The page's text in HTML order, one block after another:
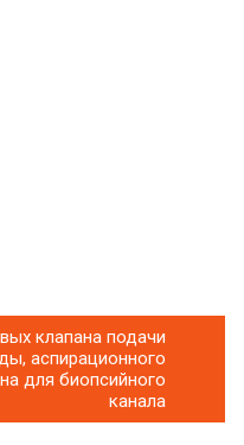
клапана подачи
аспирационного
для биопсийного
канала